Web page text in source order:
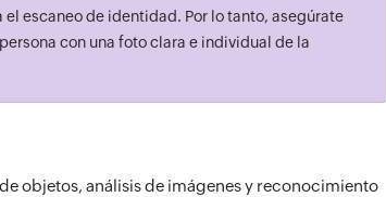
escaneo de identidad. Por lo tanto, asegúrate
con una foto clara e individual de la
objetos, análisis de imágenes y reconocimiento